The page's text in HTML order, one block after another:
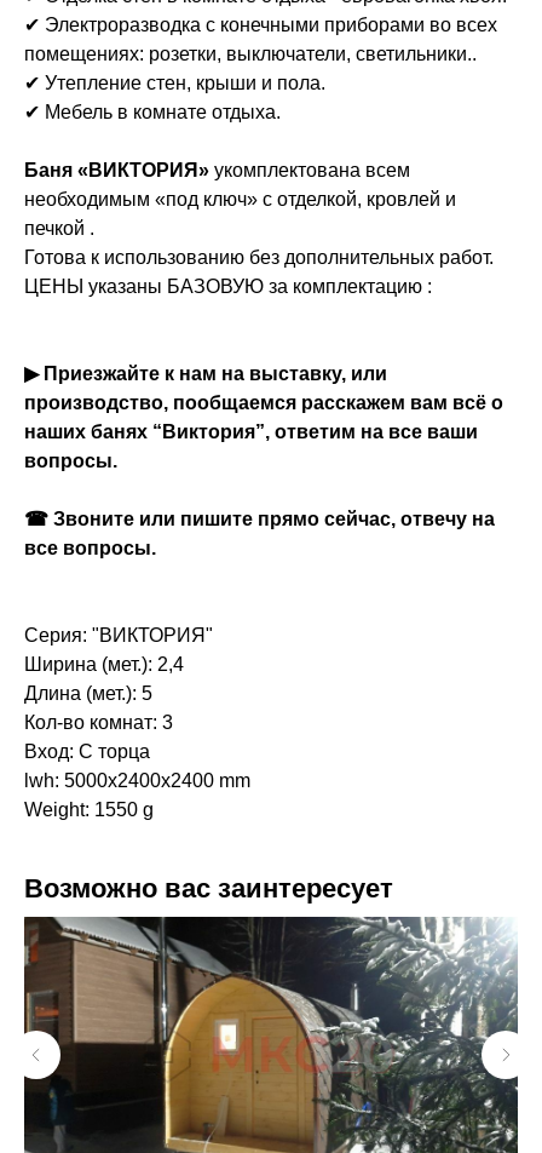
✔ Электроразводка с конечными приборами во всех
помещениях: розетки, выключатели, светильники..
✔ Утепление стен, крыши и пола.
✔ Мебель в комнате отдыха.
Баня «ВИКТОРИЯ» укомплектована всем
необходимым «под ключ» с отделкой, кровлей и
печкой .
Готова к использованию без дополнительных работ.
ЦЕНЫ указаны БАЗОВУЮ за комплектацию :
▶ Приезжайте к нам на выставку, или
производство, пообщаемся расскажем вам всё о
наших банях “Виктория”, ответим на все ваши
вопросы.
☎ Звоните или пишите прямо сейчас, отвечу на
все вопросы.
Серия: "ВИКТОРИЯ"
Ширина (мет.): 2,4
Длина (мет.): 5
Кол-во комнат: 3
Вход: С торца
lwh: 5000x2400x2400 mm
Weight: 1550 g
Возможно вас заинтересует